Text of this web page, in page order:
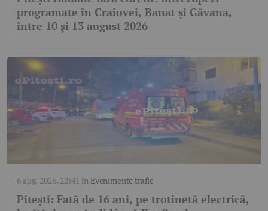
programate în Craiovei, Banat și Găvana,
între 10 și 13 august 2026
6 aug. 2026, 22:41 în Evenimente trafic
Pitești: Fată de 16 ani, pe trotinetă electrică,